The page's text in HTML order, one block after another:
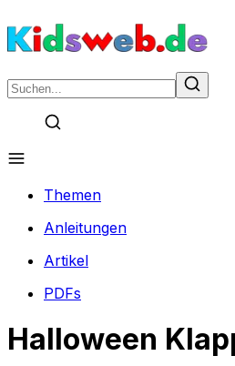
Themen
Anleitungen
Artikel
PDFs
Halloween